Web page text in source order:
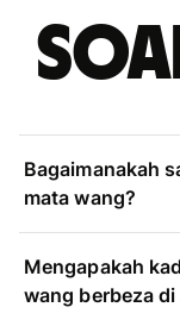
Bagaimanakah
mata wang?
Mengapakah
wang berbeza